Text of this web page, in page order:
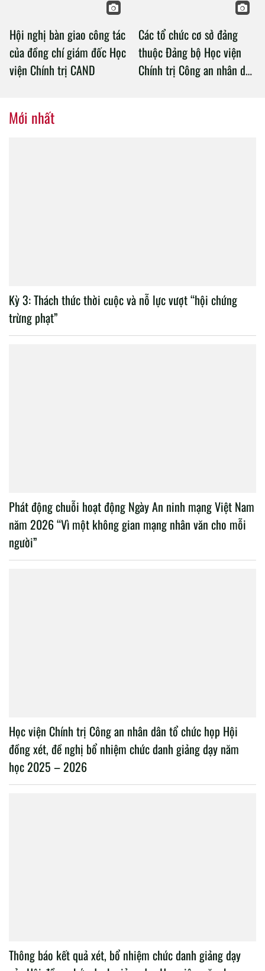
Hội nghị bàn giao công tác
của đồng chí giám đốc Học
viện Chính trị CAND
Các tổ chức cơ sở đảng
thuộc Đảng bộ Học viện
Chính trị Công an nhân dân
Mới nhất
Kỳ 3: Thách thức thời cuộc và nỗ lực vượt “hội chứng
trừng phạt”
Phát động chuỗi hoạt động Ngày An ninh mạng Việt Nam
năm 2026 “Vì một không gian mạng nhân văn cho mỗi
người”
Học viện Chính trị Công an nhân dân tổ chức họp Hội
đồng xét, đề nghị bổ nhiệm chức danh giảng dạy năm
học 2025 – 2026
Thông báo kết quả xét, bổ nhiệm chức danh giảng dạy